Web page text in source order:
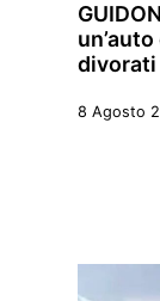
divorati
8 Agosto